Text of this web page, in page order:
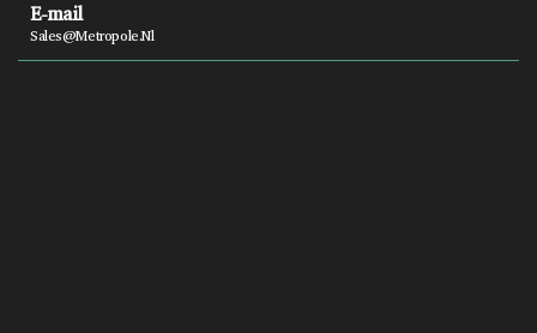
E-mail
Sales@metropole.nl